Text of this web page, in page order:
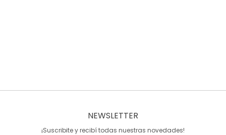
NEWSLETTER
¡Suscribite y recibí todas nuestras novedades!